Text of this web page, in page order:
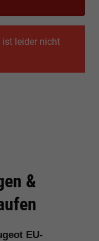
ist leider nicht
&
EU-